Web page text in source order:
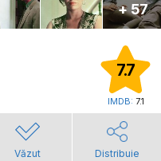
+ 57
7.7
IMDB: 7.1
Văzut Distribuie